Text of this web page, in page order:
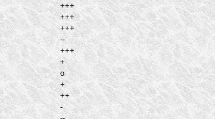
+++
+++
+++
--
+++
+
o
+
++
-